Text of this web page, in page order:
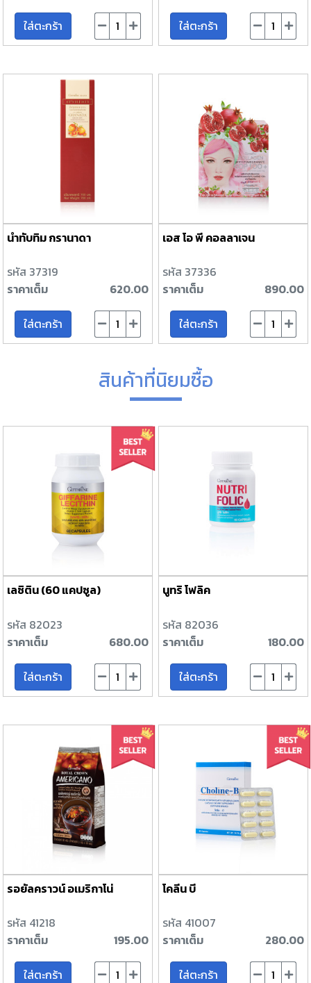
ใส่ตะกร้า ใส่ตะกร้า
น้ำทับทิม กรานาดา
รหัส 37319
ราคาเต็ม
620.00
ใส่ตะกร้า
เอส โอ พี คอลลาเจน
รหัส 37336
ราคาเต็ม
890.00
ใส่ตะกร้า
สินค้าที่นิยมซื้อ
เลซิติน (60 แคปซูล)
รหัส 82023
ราคาเต็ม
680.00
ใส่ตะกร้า
นูทริ โฟลิค
รหัส 82036
ราคาเต็ม
180.00
ใส่ตะกร้า
รอยัลคราวน์ อเมริกาโน่
รหัส 41218
ราคาเต็ม
195.00
ใส่ตะกร้า
โคลีน บี
รหัส 41007
ราคาเต็ม
280.00
ใส่ตะกร้า